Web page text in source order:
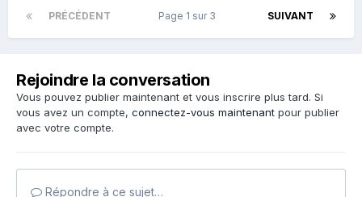
PRÉCÉDENT SUIVANT
Page 1 sur 3
Rejoindre la conversation
Vous pouvez publier maintenant et vous inscrire plus tard. Si
vous avez un compte, connectez-vous maintenant pour publier
avec votre compte.
Répondre à ce sujet…